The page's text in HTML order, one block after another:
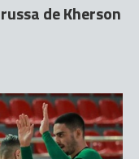
de Kherson